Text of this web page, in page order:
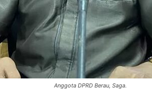
Anggota DPRD Berau, Saga.